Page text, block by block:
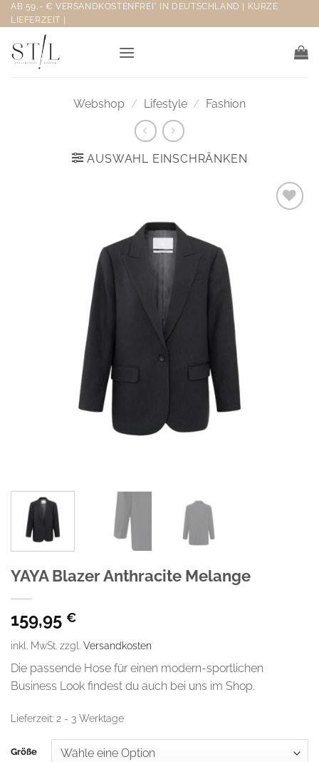
Zum
Inhalt
springen
AB 59,- € VERSANDKOSTENFREI* IN DEUTSCHLAND | KURZE
LIEFERZEIT |
Webshop / Lifestyle / Fashion
AUSWAHL EINSCHRÄNKEN
YAYA Blazer Anthracite Melange
159,95 €
inkl. MwSt. zzgl. Versandkosten
Die passende Hose für einen modern-sportlichen
Business Look findest du auch bei uns im Shop.
Lieferzeit: 2 - 3 Werktage
Größe